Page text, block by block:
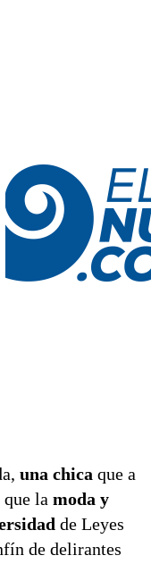
una chica que a
que la moda y
de Leyes
de delirantes